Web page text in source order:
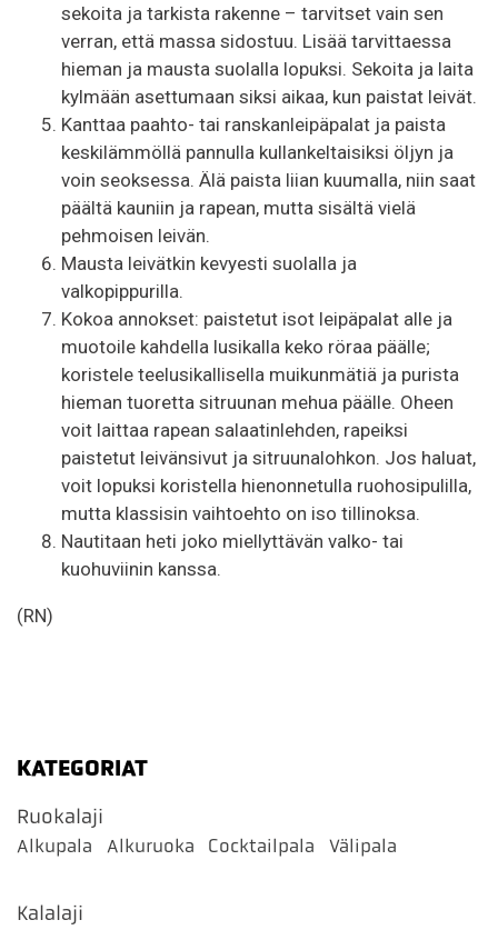
sekoita ja tarkista rakenne – tarvitset vain sen
verran, että massa sidostuu. Lisää tarvittaessa
hieman ja mausta suolalla lopuksi. Sekoita ja laita
kylmään asettumaan siksi aikaa, kun paistat leivät.
Kanttaa paahto- tai ranskanleipäpalat ja paista
keskilämmöllä pannulla kullankeltaisiksi öljyn ja
voin seoksessa. Älä paista liian kuumalla, niin saat
päältä kauniin ja rapean, mutta sisältä vielä
pehmoisen leivän.
Mausta leivätkin kevyesti suolalla ja
valkopippurilla.
Kokoa annokset: paistetut isot leipäpalat alle ja
muotoile kahdella lusikalla keko röraa päälle;
koristele teelusikallisella muikunmätiä ja purista
hieman tuoretta sitruunan mehua päälle. Oheen
voit laittaa rapean salaatinlehden, rapeiksi
paistetut leivänsivut ja sitruunalohkon. Jos haluat,
voit lopuksi koristella hienonnetulla ruohosipulilla,
mutta klassisin vaihtoehto on iso tillinoksa.
Nautitaan heti joko miellyttävän valko- tai
kuohuviinin kanssa.
(RN)
KATEGORIAT
Ruokalaji
Alkupala Alkuruoka Cocktailpala Välipala
Kalalaji